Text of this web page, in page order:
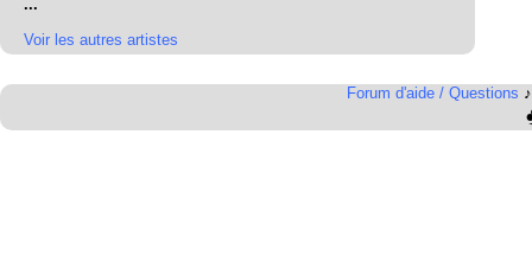
...
Voir les autres artistes
Forum d'aide / Questions